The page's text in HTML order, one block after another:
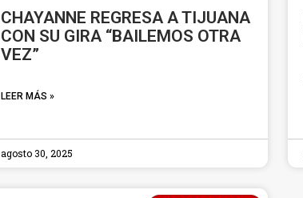
CHAYANNE REGRESA A TIJUANA
CON SU GIRA “BAILEMOS OTRA
VEZ”
LEER MÁS »
agosto 30, 2025